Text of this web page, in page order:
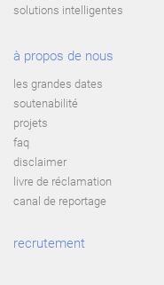
solutions intelligentes
à propos de nous
les grandes dates
soutenabilité
projets
faq
disclaimer
livre de réclamation
canal de reportage
recrutement